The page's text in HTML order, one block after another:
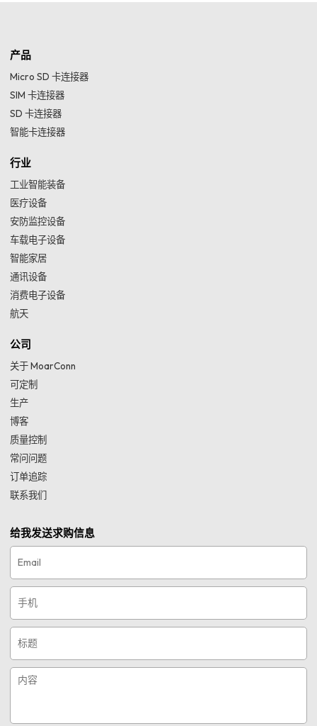
产品
Micro SD 卡连接器
SIM 卡连接器
SD 卡连接器
智能卡连接器
行业
工业智能装备
医疗设备
安防监控设备
车载电子设备
智能家居
通讯设备
消费电子设备
航天
公司
关于 MoarConn
可定制
生产
博客
质量控制
常问问题
订单追踪
联系我们
给我发送求购信息